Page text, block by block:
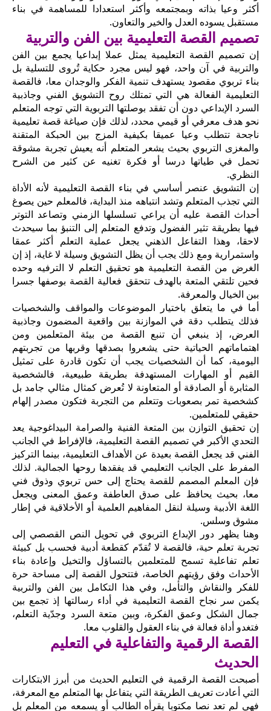
أكثر وعيا بذاته وبمجتمعه وأكثر استعدادا للمساهمة في بناء
مستقبل يسوده العدل والخير والتعاون.
تصميم القصة التعليمية بين الفن والتربية
إن تصميم القصة التعليمية يمثل عملا إبداعيا يجمع بين الفن
والتربية في آن واحد، فهو ليس مجرد حكاية تُروى للتسلية بل
بناء تربوي مقصود يستهدف تنمية الفكر والوجدان معا، فالقصة
التعليمية الفعالة هي التي تمتلك روح التشويق الفني وجاذبية
السرد الإبداعي دون أن تفقد بوصلتها التربوية التي توجه المتعلم
نحو هدف معرفي أو قيمي محدد، لذلك فإن صياغة قصة تعليمية
ناجحة تتطلب وعيا عميقا بكيفية المزج بين الحبكة المتقنة
والمغزى التربوي بحيث يشعر المتعلم أنه يعيش تجربة مشوقة
تحمل في طياتها درسا أو فكرة تغنيه عن كثير من الشرح
النظري.
إن التشويق عنصر أساسي في بناء القصة التعليمية لأنه الأداة
التي تجذب المتعلم وتشد انتباهه منذ البداية، فالمعلم حين يصوغ
أحداث القصة عليه أن يراعي تسلسلها الزمني وتصاعد التوتر
فيها بطريقة تثير الفضول وتدفع المتعلم إلى التنبؤ بما سيحدث
لاحقا، وهذا التفاعل الذهني يجعل عملية التعلم أكثر عمقا
واستمرارية ومع ذلك يجب أن يظل التشويق وسيلة لا غاية، إذ إن
الغرض من القصة التعليمية هو تحقيق التعلم لا الترفيه وحده
فحين تلتقي المتعة بالهدف تتحقق فعالية القصة بوصفها جسرا
بين الخيال والمعرفة.
أما في ما يتعلق باختيار الموضوعات والمواقف والشخصيات
فذلك يتطلب دقة في الموازنة بين واقعية المضمون وجاذبية
العرض، إذ ينبغي أن تنبع القصة من بيئة المتعلمين ومن
اهتماماتهم الحياتية حتى يشعروا بصدقها وقربها من تجربتهم
اليومية، كما أن الشخصيات يجب أن تكون قادرة على تمثيل
القيم أو المهارات المستهدفة بطريقة طبيعية، فالشخصية
المثابرة أو الصادقة أو المتعاونة لا تُعرض كمثال مثالي جامد بل
كشخصية تمر بصعوبات وتتعلم من التجربة فتكون مصدر إلهام
حقيقي للمتعلمين.
إن تحقيق التوازن بين المتعة الفنية والصرامة البيداغوجية يعد
التحدي الأكبر في تصميم القصة التعليمية، فالإفراط في الجانب
الفني قد يجعل القصة بعيدة عن الأهداف التعليمية، بينما التركيز
المفرط على الجانب التعليمي قد يفقدها روحها الجمالية. لذلك
فإن المعلم المصمم للقصة يحتاج إلى حس تربوي وذوق فني
معا، بحيث يحافظ على صدق العاطفة وعمق المعنى ويجعل
اللغة الأدبية وسيلة لنقل المفاهيم العلمية أو الأخلاقية في إطار
مشوق وسلس.
وهنا يظهر دور الإبداع التربوي في تحويل النص القصصي إلى
تجربة تعلم حية، فالقصة لا تُقدّم كقطعة أدبية فحسب بل كبيئة
تعلم تفاعلية تسمح للمتعلمين بالتساؤل والتخيل وإعادة بناء
الأحداث وفق رؤيتهم الخاصة، فتتحول القصة إلى مساحة حرة
للفكر والنقاش والتأمل، وفي هذا التكامل بين الفن والتربية
يكمن سر نجاح القصة التعليمية في أداء رسالتها إذ تجمع بين
جمال الشكل وعمق الفكرة، وبين متعة السرد وجدّية التعلم،
فتغدو أداة فعالة في بناء العقول والقلوب معا.
القصة الرقمية والتفاعلية في التعليم
الحديث
أصبحت القصة الرقمية في التعليم الحديث من أبرز الابتكارات
التي أعادت تعريف الطريقة التي يتفاعل بها المتعلم مع المعرفة،
فهي لم تعد نصا مكتوبا يقرأه الطالب أو يسمعه من المعلم بل